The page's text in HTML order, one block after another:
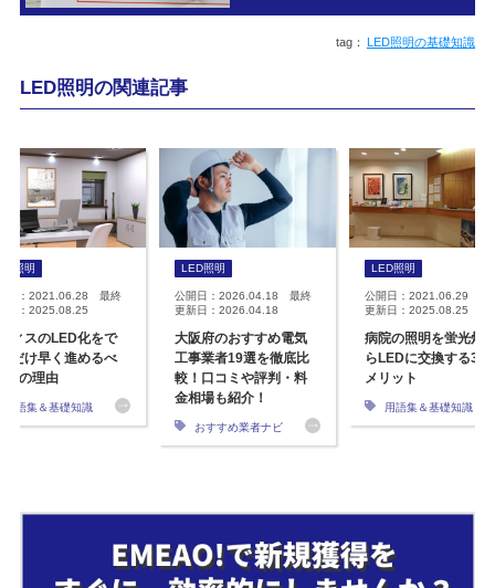
LED照明の基礎知識
LED照明の関連記事
照明
日：2021.06.28 最終
日：2025.08.25
ィスのLED化をで
だけ早く進めるべ
つの理由
用語集＆基礎知識
LED照明
公開日：2026.04.18 最終
更新日：2026.04.18
大阪府のおすすめ電気
工事業者19選を徹底比
較！口コミや評判・料
金相場も紹介！
おすすめ業者ナビ
LED照明
公開日：2021.06.29 最
更新日：2025.08.25
病院の照明を蛍光灯
らLEDに交換する3つ
メリット
用語集＆基礎知識